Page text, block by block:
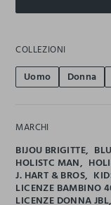
COLLEZIONI
Uomo Donna
MARCHI
BIJOU BRIGITTE
HOLISTC MAN
J. HART & BROS
LICENZE BAMBINO
LICENZE DONNA JBL